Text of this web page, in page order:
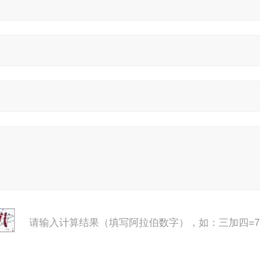
请输入计算结果（填写阿拉伯数字），如：三加四=7